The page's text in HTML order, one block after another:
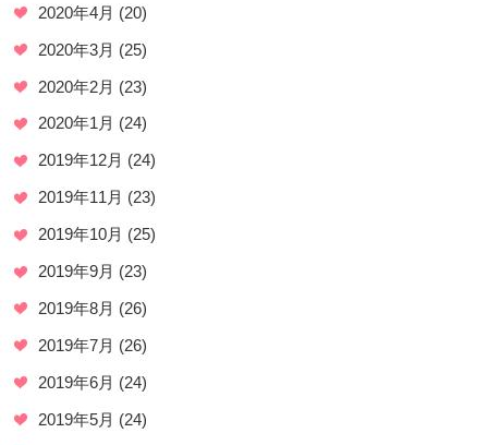
2020年4月 (20)
2020年3月 (25)
2020年2月 (23)
2020年1月 (24)
2019年12月 (24)
2019年11月 (23)
2019年10月 (25)
2019年9月 (23)
2019年8月 (26)
2019年7月 (26)
2019年6月 (24)
2019年5月 (24)